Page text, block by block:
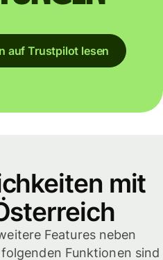
auf Trustpilot lesen
mit
Features neben
Funktionen sind